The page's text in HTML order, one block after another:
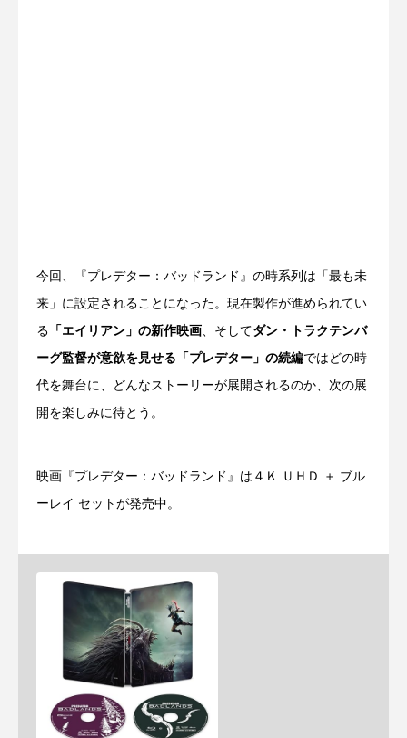
今回、『プレデター：バッドランド』の時系列は「最も未
来」に設定されることになった。現在製作が進められてい
る 「エイリアン」の新作映画、そしてダン・トラクテンバ
ーグ監督が意欲を見せる「プレデター」の続編ではどの時
代を舞台に、どんなストーリーが展開されるのか、次の展
開を楽しみに待とう。
映画『プレデター：バッドランド』は４Ｋ ＵＨＤ ＋ ブル
ーレイ セットが発売中。